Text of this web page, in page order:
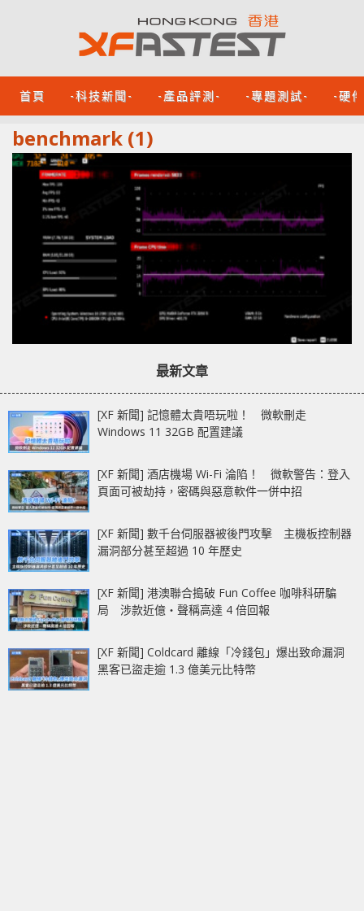
首頁 -科技新聞- -產品評測- -專題測試- -硬
benchmark (1)
最新文章
[XF 新聞] 記憶體太貴唔玩啦！ 微軟刪走
Windows 11 32GB 配置建議
[XF 新聞] 酒店機場 Wi-Fi 淪陷！ 微軟警告：登入
頁面可被劫持，密碼與惡意軟件一併中招
[XF 新聞] 數千台伺服器被後門攻擊 主機板控制器
漏洞部分甚至超過 10 年歷史
[XF 新聞] 港澳聯合搗破 Fun Coffee 咖啡科研騙
局 涉款近億‧聲稱高達 4 倍回報
[XF 新聞] Coldcard 離線「冷錢包」爆出致命漏洞
黑客已盜走逾 1.3 億美元比特幣